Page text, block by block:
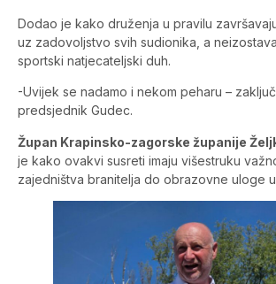
Dodao je kako druženja u pravilu
uz zadovoljstvo svih sudionika, a
sportski natjecateljski duh.
-Uvijek se nadamo i nekom peharu –
predsjednik Gudec.
Župan Krapinsko-zagorske županije
je kako ovakvi susreti imaju višestruku
zajedništva branitelja do obrazovne uloge